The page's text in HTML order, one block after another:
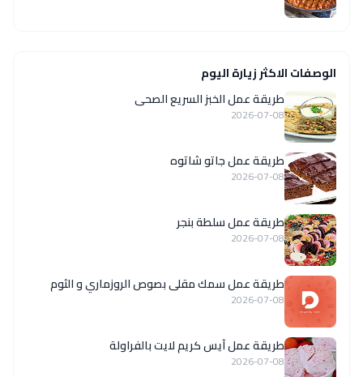
الوصفات الاكثر زيارة اليوم
طريقة عمل الخبز السريع الصحى
2026-07-08
طريقة عمل جاتو شاتوه
2026-07-08
طريقة عمل سلطة بنجر
2026-07-08
طريقة عمل سمك مقلى بصوص الروزماري و الثوم
2026-07-08
طريقة عمل آيس كريم لايت بالفراولة
2026-07-08